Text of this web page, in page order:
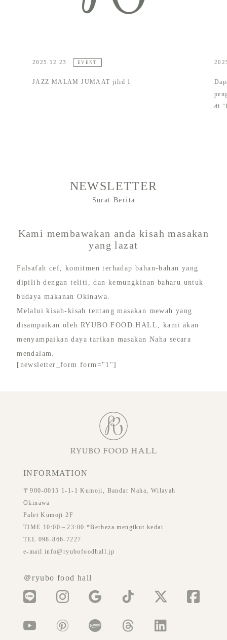
2025.12.23 EVENT
JAZZ MALAM JUMAAT jilid 1
di
NEWSLETTER
Surat Berita
Kami membawakan anda kisah masakan
yang lazat
Falsafah cef, komitmen terhadap bahan-bahan yang
dipilih dengan teliti, dan kemungkinan baharu untuk
budaya makanan Okinawa.
Melalui kisah-kisah tentang masakan mewah yang
disampaikan oleh RYUBO FOOD HALL, kami akan
menyampaikan daya tarikan masakan Naha secara
mendalam.
[newsletter_form form="1"]
INFORMATION
〒900-0015 1-1-1 Kumoji, Bandar Naha, Wilayah
Okinawa
Palet Kumoji 2F
TIME 10:00～23:00 *Berbeza mengikut kedai
TEL 098-866-7227
e-mail info@ryubofoodhall.jp
＠ryubo food hall